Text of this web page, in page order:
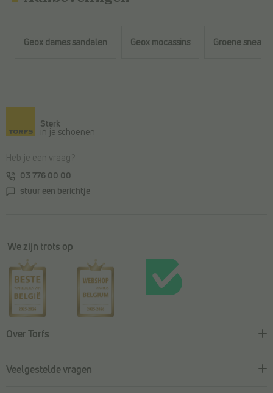
Geox dames sandalen Geox mocassins Groene
Sterk
in je schoenen
Heb je een vraag?
03 776 00 00
stuur een berichtje
We zijn trots op
Over Torfs
Veelgestelde vragen